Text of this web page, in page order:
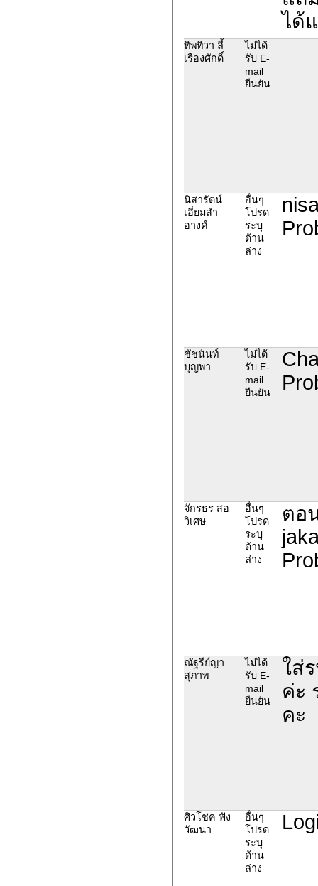
ได้
ทิพทิวา ลี้
เรืองศักดิ์
ไม่ได้
รับ E-
mail
ยืนยัน
นิสารัตน์
เอี่ยมสำ
อางค์
อื่นๆ
โปรด
ระบุ
ด้าน
ล่าง
ชัชนันท์
บุญพา
ไม่ได้
รับ E-
mail
ยืนยัน
จักรธร สอ
วิเศษ
อื่นๆ
โปรด
ระบุ
ด้าน
ล่าง
ตอ
ณัฐรีย์ญา
สุภาพ
ไม่ได้
รับ E-
mail
ยืนยัน
ใส่
ค่ะ
คะ
ศิวโชค ฟัง
วัฒนา
อื่นๆ
โปรด
ระบุ
ด้าน
ล่าง